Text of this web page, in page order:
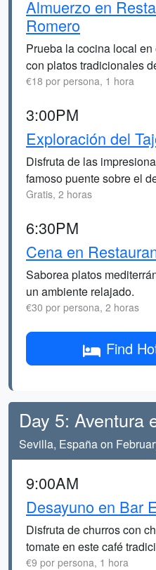
Almuerzo en
Romero
Prueba la cocina local
con platos tradicionales
€18 por persona, 1 hora
3:00PM
Exploración del
Disfruta de las
famoso puente sobre el
Gratis, 2 horas
6:30PM
Cena en
Saborea platos
un ambiente relajado.
€30 por persona, 2 horas
Find
Day 5: Aventura
Sevilla, España on
9:00AM
Desayuno en Bar
Disfruta de churros con
tomate en este café
€9 por persona, 1 hora